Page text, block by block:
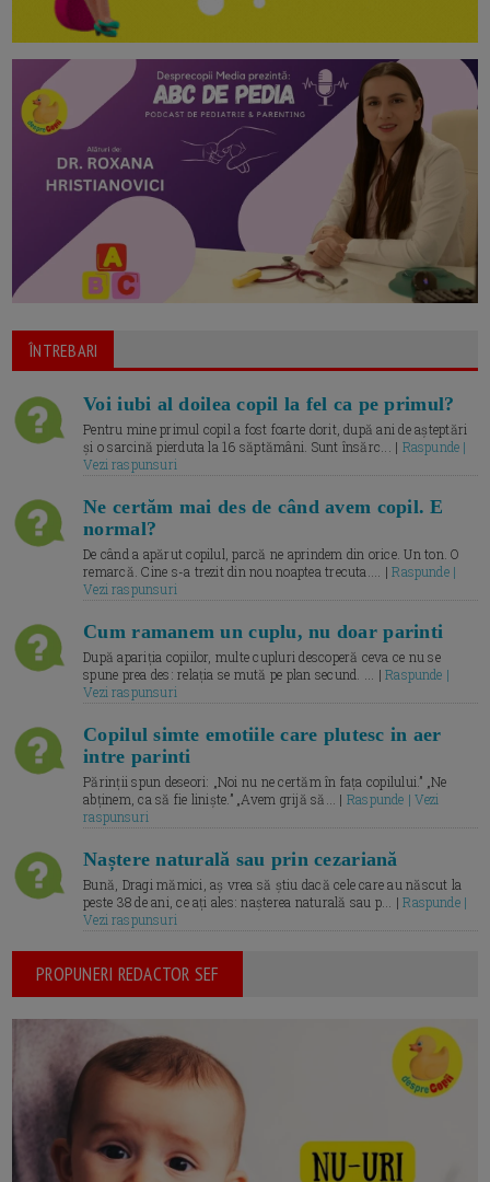
ÎNTREBARI
Voi iubi al doilea copil la fel ca pe primul?
Pentru mine primul copil a fost foarte dorit, după ani de așteptări
și o sarcină pierduta la 16 săptămâni. Sunt însărc... | Raspunde |
Vezi raspunsuri
Ne certăm mai des de când avem copil. E
normal?
De când a apărut copilul, parcă ne aprindem din orice. Un ton. O
remarcă. Cine s-a trezit din nou noaptea trecuta.... |Raspunde |
Vezi raspunsuri
Cum ramanem un cuplu, nu doar parinti
După apariția copiilor, multe cupluri descoperă ceva ce nu se
spune prea des: relația se mută pe plan secund. ... |Raspunde |
Vezi raspunsuri
Copilul simte emotiile care plutesc in aer
intre parinti
Părinții spun deseori: „Noi nu ne certăm în fața copilului.” „Ne
abținem, ca să fie liniște.” „Avem grijă să... | Raspunde | Vezi
raspunsuri
Naștere naturală sau prin cezariană
Bună, Dragi mămici, aș vrea să știu dacă cele care au născut la
peste 38 de ani, ce ați ales: nașterea naturală sau p... |Raspunde |
Vezi raspunsuri
PROPUNERI REDACTOR SEF